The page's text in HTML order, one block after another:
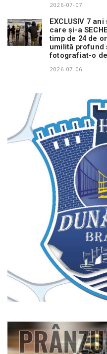
2026-07-07
EXCLUSIV 7
care și-a
timp de 24 de
umilită profund
fotografiat-o
2026-07-06